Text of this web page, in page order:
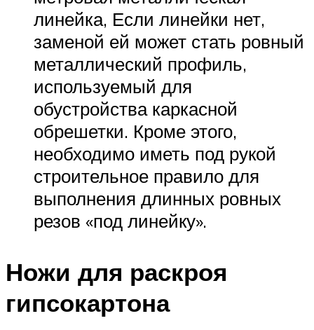
линейка, Если линейки нет,
заменой ей может стать ровный
металлический профиль,
используемый для
обустройства каркасной
обрешетки. Кроме этого,
необходимо иметь под рукой
строительное правило для
выполнения длинных ровных
резов «под линейку».
Ножи для раскроя
гипсокартона